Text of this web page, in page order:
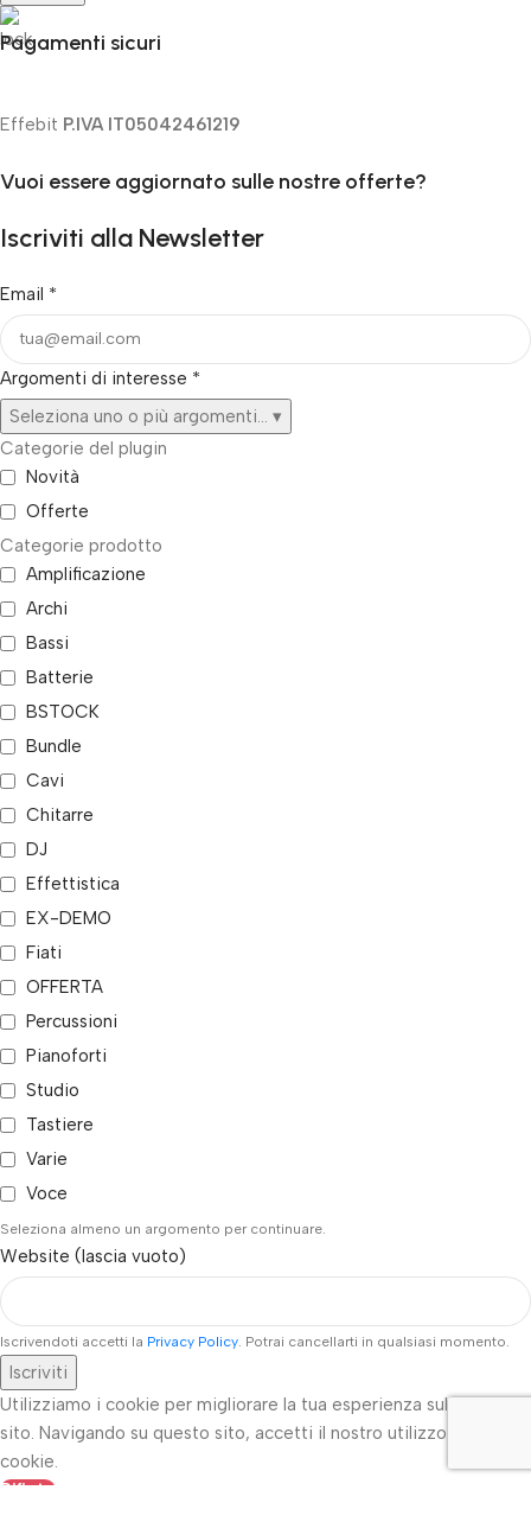
Pagamenti sicuri
Effebit P.IVA IT05042461219
Vuoi essere aggiornato sulle nostre offerte?
Iscriviti alla Newsletter
Email *
Argomenti di interesse *
Seleziona uno o più argomenti...
▾
Categorie del plugin
Novità
Offerte
Categorie prodotto
Amplificazione
Archi
Bassi
Batterie
BSTOCK
Bundle
Cavi
Chitarre
DJ
Effettistica
EX-DEMO
Fiati
OFFERTA
Percussioni
Pianoforti
Studio
Tastiere
Varie
Voce
Seleziona almeno un argomento per continuare.
Website (lascia vuoto)
Iscrivendoti accetti la Privacy Policy . Potrai cancellarti in qualsiasi momento.
Iscriviti
Utilizziamo i cookie per migliorare la tua esperienza sul nostro
sito. Navigando su questo sito, accetti il nostro utilizzo dei
cookie.
Rifiuta